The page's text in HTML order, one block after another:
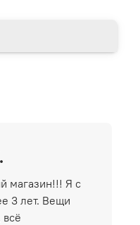
магазин!!! Я с
3 лет. Вещи
всё